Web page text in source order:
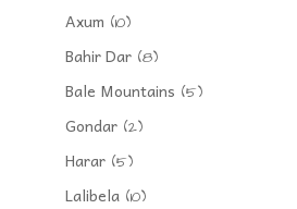
Axum (10)
Bahir Dar(8)
Bale Mountains (5)
Gondar(2)
Harar(5)
Lalibela(10)